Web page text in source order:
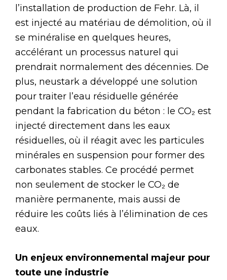
l’installation de production de Fehr. Là, il
est injecté au matériau de démolition, où il
se minéralise en quelques heures,
accélérant un processus naturel qui
prendrait normalement des décennies. De
plus, neustark a développé une solution
pour traiter l’eau résiduelle générée
pendant la fabrication du béton : le CO₂ est
injecté directement dans les eaux
résiduelles, où il réagit avec les particules
minérales en suspension pour former des
carbonates stables. Ce procédé permet
non seulement de stocker le CO₂ de
manière permanente, mais aussi de
réduire les coûts liés à l’élimination de ces
eaux.
Un enjeux environnemental majeur pour
toute une industrie